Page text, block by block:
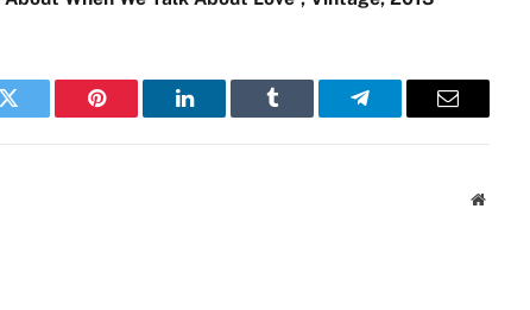
Twitter Pinterest LinkedIn Tumblr Telegram Email
Website